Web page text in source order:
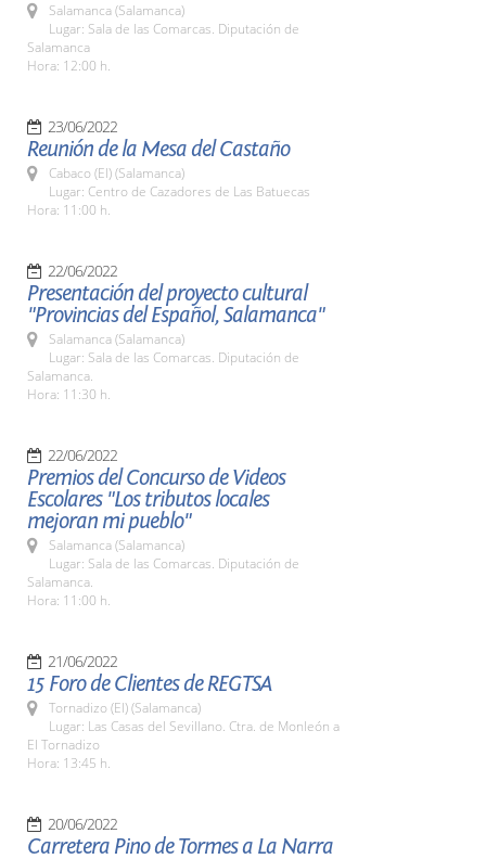
Salamanca (Salamanca)
Lugar: Sala de las Comarcas. Diputación de
Salamanca
Hora: 12:00 h.
23/06/2022
Reunión de la Mesa del Castaño
Cabaco (El) (Salamanca)
Lugar: Centro de Cazadores de Las Batuecas
Hora: 11:00 h.
22/06/2022
Presentación del proyecto cultural
"Provincias del Español, Salamanca"
Salamanca (Salamanca)
Lugar: Sala de las Comarcas. Diputación de
Salamanca.
Hora: 11:30 h.
22/06/2022
Premios del Concurso de Videos
Escolares "Los tributos locales
mejoran mi pueblo"
Salamanca (Salamanca)
Lugar: Sala de las Comarcas. Diputación de
Salamanca.
Hora: 11:00 h.
21/06/2022
15 Foro de Clientes de REGTSA
Tornadizo (El) (Salamanca)
Lugar: Las Casas del Sevillano. Ctra. de Monleón a
El Tornadizo
Hora: 13:45 h.
20/06/2022
Carretera Pino de Tormes a La Narra